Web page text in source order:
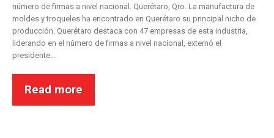
número de firmas a nivel nacional. Querétaro, Qro. La manufactura de
moldes y troqueles ha encontrado en Querétaro su principal nicho de
producción. Querétaro destaca con 47 empresas de esta industria,
liderando en el número de firmas a nivel nacional, externó el
presidente…
Read more